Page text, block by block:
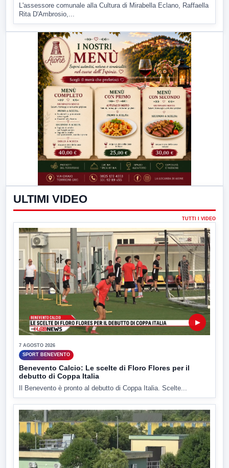
L'assessore comunale alla Cultura di Mirabella Eclano, Raffaella
Rita D'Ambrosio,...
ULTIMI VIDEO
TUTTI I VIDEO
▶
7 AGOSTO 2026
SPORT BENEVENTO
Benevento Calcio: Le scelte di Floro Flores per il
debutto di Coppa Italia
Il Benevento è pronto al debutto di Coppa Italia. Scelte...